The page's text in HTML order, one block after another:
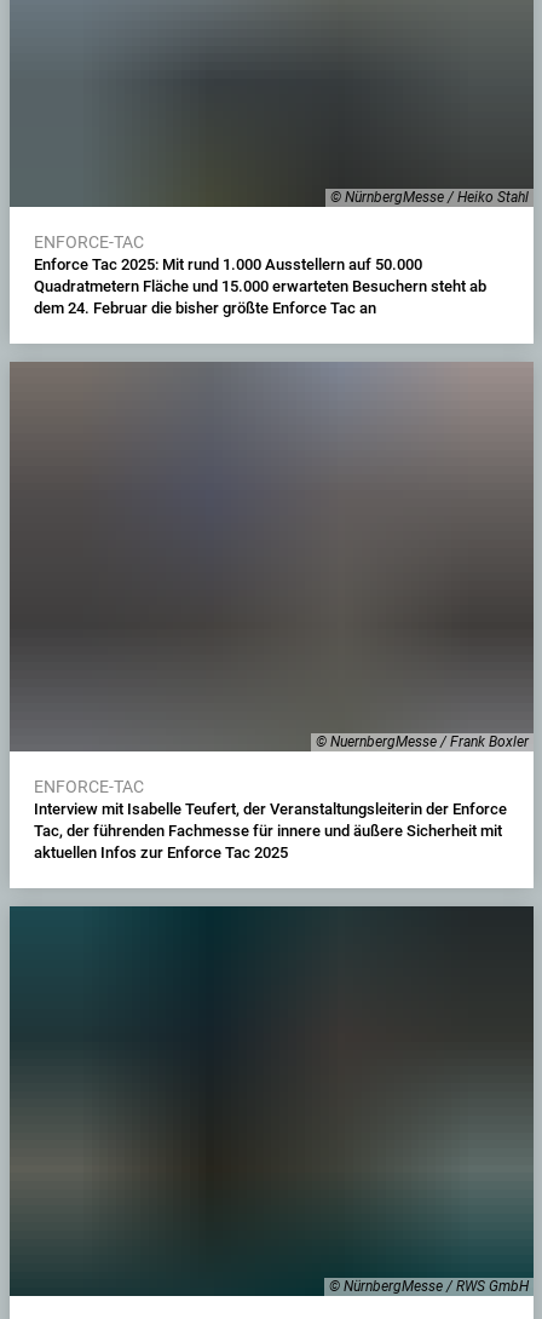
© NürnbergMesse / Heiko Stahl
ENFORCE-TAC
Enforce Tac 2025: Mit rund 1.000 Ausstellern auf 50.000
Quadratmetern Fläche und 15.000 erwarteten Besuchern steht ab
dem 24. Februar die bisher größte Enforce Tac an
© NuernbergMesse / Frank Boxler
ENFORCE-TAC
Interview mit Isabelle Teufert, der Veranstaltungsleiterin der Enforce
Tac, der führenden Fachmesse für innere und äußere Sicherheit mit
aktuellen Infos zur Enforce Tac 2025
© NürnbergMesse / RWS GmbH